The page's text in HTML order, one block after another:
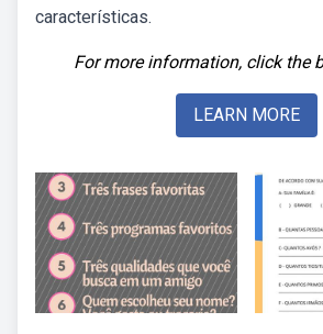
características.
For more information, click the
LEARN MORE